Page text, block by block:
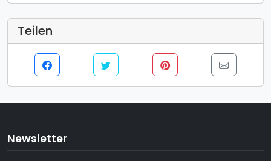
Teilen
Newsletter